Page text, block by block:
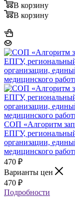
В корзину
В корзину
СОП «Алгоритм
ЕПГУ,
организации,
медицинского
470 ₽
Варианты цен
470 ₽
Подробности